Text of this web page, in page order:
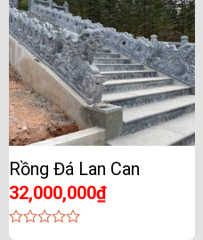
Rồng Đá Lan Can
32,000,000₫
0